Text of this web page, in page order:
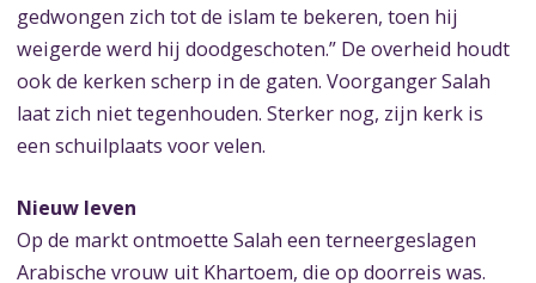
gedwongen zich tot de islam te bekeren, toen hij
weigerde werd hij doodgeschoten.” De overheid houdt
ook de kerken scherp in de gaten. Voorganger Salah
laat zich niet tegenhouden. Sterker nog, zijn kerk is
een schuilplaats voor velen.
Nieuw leven
Op de markt ontmoette Salah een terneergeslagen
Arabische vrouw uit Khartoem, die op doorreis was.